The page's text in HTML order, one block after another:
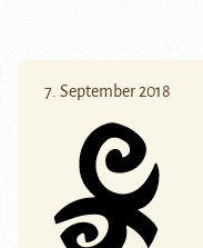
7. September 2018